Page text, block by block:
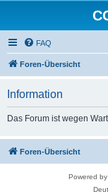
FAQ
Foren-Übersicht
Information
Das Forum ist wegen
Foren-Übersicht
Powered by